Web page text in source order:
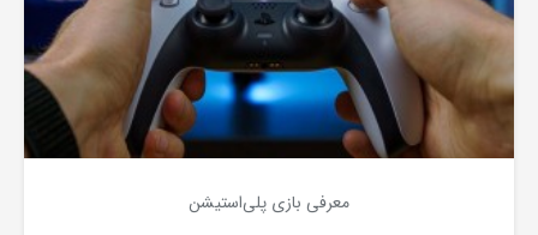
معرفی بازی پلی‌استیشن